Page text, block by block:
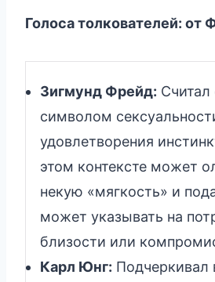
Голоса толкователей: от
Зигмунд Фрейд: Считал
символом
удовлетворения
этом контексте может
некую «мягкость» и
может указывать на
близости или
Карл Юнг: Подчеркивал